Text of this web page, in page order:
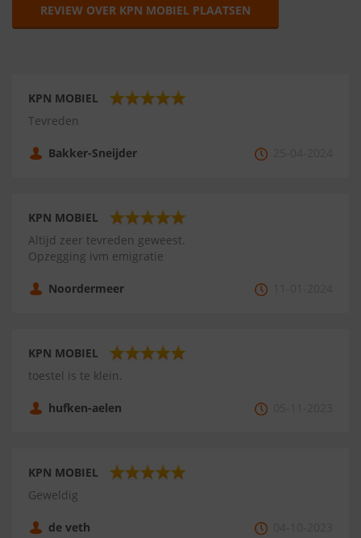
REVIEW OVER KPN MOBIEL PLAATSEN
KPN MOBIEL
Tevreden
Bakker-Sneijder
KPN MOBIEL
Altijd zeer tevreden geweest.
Opzegging ivm emigratie
Noordermeer
KPN MOBIEL
toestel is te klein.
hufken-aelen
KPN MOBIEL
Geweldig
de veth